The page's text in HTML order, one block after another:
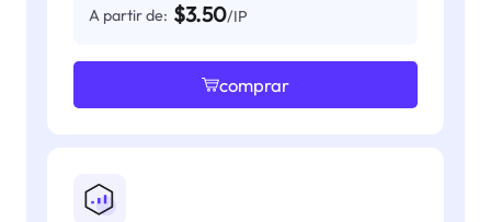
A partir de: $3.50/IP
comprar